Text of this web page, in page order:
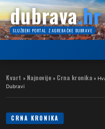
dubrava.hr
SLUŽBENI PORTAL ZAGREBAČKE DUBRAVE
Kvart » Najnovije » Crna kronika »
Dubravi
CRNA KRONIKA